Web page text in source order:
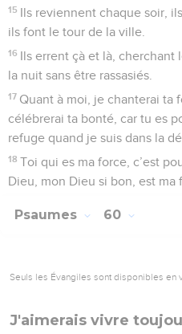
15 Ils reviennent chaque soir,
ils font le tour de la ville.
16 Ils errent çà et là, cherchant
la nuit sans être rassasiés.
17 Quant à moi, je chanterai ta
célébrerai ta bonté, car tu es
refuge quand je suis dans la
18 Toi qui es ma force, c’est
Dieu, mon Dieu si bon, est ma
Psaumes 60
Seuls les Évangiles sont disponibles en
J'aimerais vivre